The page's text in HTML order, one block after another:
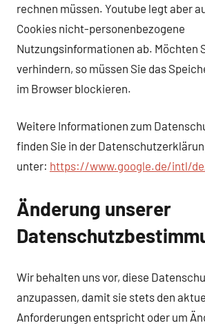
rechnen müssen. Youtube legt aber
Cookies nicht-personenbezogene
Nutzungsinformationen ab. Möchten
verhindern, so müssen Sie das
im Browser blockieren.
Weitere Informationen zum
finden Sie in der
unter: https://www.google.de/intl/
Änderung unserer
Wir behalten uns vor, diese
anzupassen, damit sie stets den
Anforderungen entspricht oder um